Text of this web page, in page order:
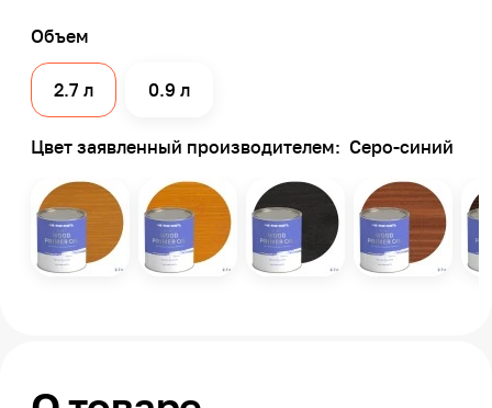
Объем
2.7 л 0.9 л
Цвет заявленный производителем: Серо-синий